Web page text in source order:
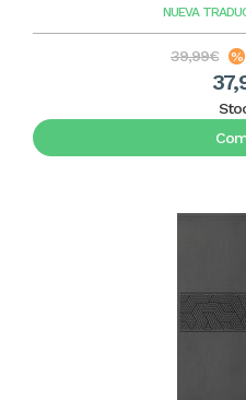
NUEVA
39,99€